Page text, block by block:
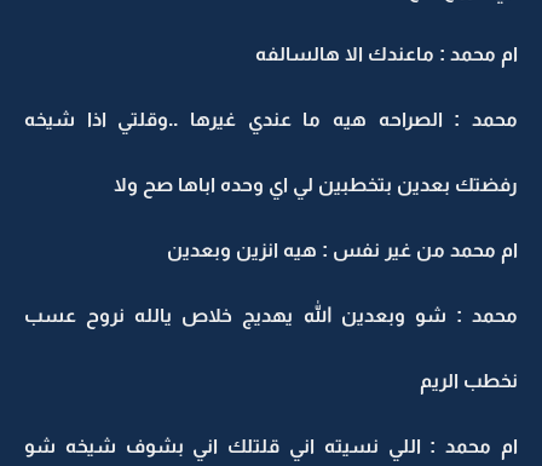
ام محمد : ماعندك الا هالسالفه
محمد : الصراحه هيه ما عندي غيرها ..وقلتي اذا شيخه
رفضتك بعدين بتخطبين لي اي وحده اباها صح ولا
ام محمد من غير نفس : هيه انزين وبعدين
محمد : شو وبعدين الله يهديج خلاص يالله نروح عسب
نخطب الريم
ام محمد : اللي نسيته اني قلتلك اني بشوف شيخه شو